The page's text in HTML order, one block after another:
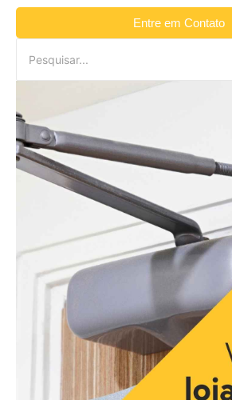
Entre em Contato